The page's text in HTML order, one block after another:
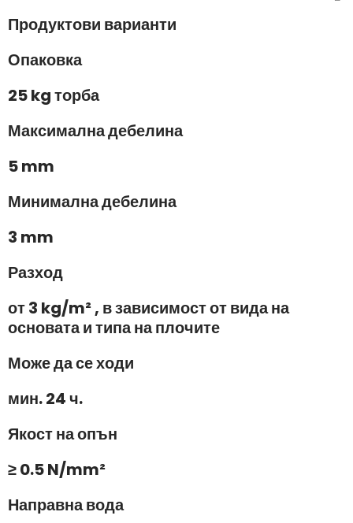
Продуктови варианти
Опаковка
25 kg торба
Максимална дебелина
5 mm
Минимална дебелина
3 mm
Разход
от 3 kg/m² , в зависимост от вида на
основата и типа на плочите
Може да се ходи
мин. 24 ч.
Якост на опън
≥ 0.5 N/mm²
Направна вода